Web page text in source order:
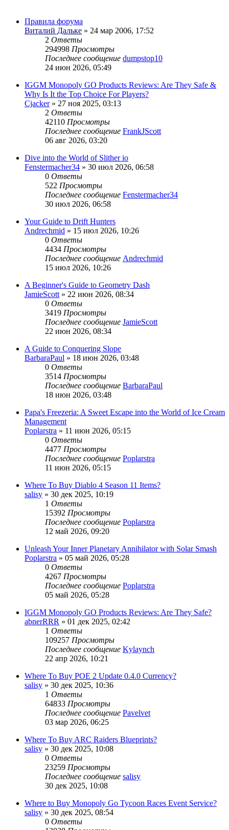
Правила форума
Виталий Дальке » 24 мар 2006, 17:52
2 Ответы
294998 Просмотры
Последнее сообщение dumpstop10
24 июн 2026, 05:49
IGGM Monopoly GO Products Reviews: Are They Safe &
Why Is It the Top Choice For Players?
Cjacker» 27 ноя 2025, 03:13
2 Ответы
42110 Просмотры
Последнее сообщение FrankJScott
06 авг 2026, 03:20
Dive into the World of Slither io
Fenstermacher34 » 30 июл 2026, 06:58
0 Ответы
522 Просмотры
Последнее сообщение Fenstermacher34
30 июл 2026, 06:58
Your Guide to Drift Hunters
Andrechmid » 15 июл 2026, 10:26
0 Ответы
4434 Просмотры
Последнее сообщение Andrechmid
15 июл 2026, 10:26
A Beginner's Guide to Geometry Dash
JamieScott » 22 июн 2026, 08:34
0 Ответы
3419 Просмотры
Последнее сообщение JamieScott
22 июн 2026, 08:34
A Guide to Conquering Slope
BarbaraPaul » 18 июн 2026, 03:48
0 Ответы
3514 Просмотры
Последнее сообщение BarbaraPaul
18 июн 2026, 03:48
Papa's Freezeria: A Sweet Escape into the World of Ice Cream
Management
Poplarstra » 11 июн 2026, 05:15
0 Ответы
4477 Просмотры
Последнее сообщение Poplarstra
11 июн 2026, 05:15
Where To Buy Diablo 4 Season 11 Items?
salisy » 30 дек 2025, 10:19
1 Ответы
15392 Просмотры
Последнее сообщение Poplarstra
12 май 2026, 09:20
Unleash Your Inner Planetary Annihilator with Solar Smash
Poplarstra » 05 май 2026, 05:28
0 Ответы
4267 Просмотры
Последнее сообщение Poplarstra
05 май 2026, 05:28
IGGM Monopoly GO Products Reviews: Are They Safe?
abnerRRR » 01 дек 2025, 02:42
1 Ответы
109257 Просмотры
Последнее сообщение Kylaynch
22 апр 2026, 10:21
Where To Buy POE 2 Update 0.4.0 Currency?
salisy » 30 дек 2025, 10:36
1 Ответы
64833 Просмотры
Последнее сообщение Pavelvet
03 мар 2026, 06:25
Where To Buy ARC Raiders Blueprints?
salisy » 30 дек 2025, 10:08
0 Ответы
23259 Просмотры
Последнее сообщение salisy
30 дек 2025, 10:08
Where to Buy Monopoly Go Tycoon Races Event Service?
salisy » 30 дек 2025, 08:54
0 Ответы